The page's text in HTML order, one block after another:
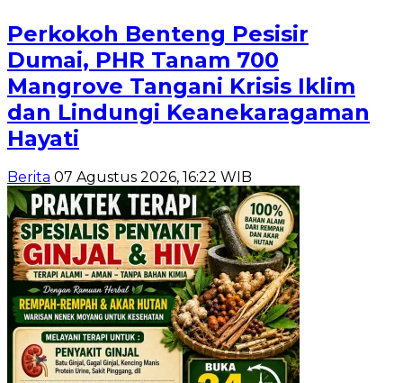
Perkokoh Benteng Pesisir
Dumai, PHR Tanam 700
Mangrove Tangani Krisis Iklim
dan Lindungi Keanekaragaman
Hayati
Berita 07 Agustus 2026, 16:22 WIB